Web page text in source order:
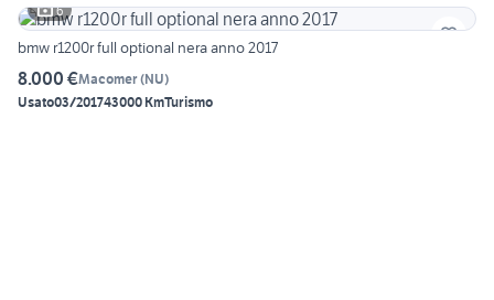
6
bmw r1200r full optional nera anno 2017
8.000 €Macomer(NU)
Usato03/201743000 KmTurismo